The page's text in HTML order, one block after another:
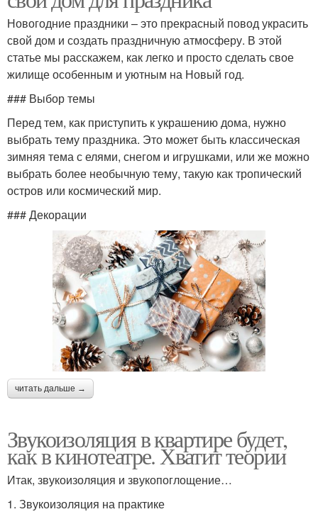
Новогодние праздники – это прекрасный повод украсить
свой дом и создать праздничную атмосферу. В этой
статье мы расскажем, как легко и просто сделать свое
жилище особенным и уютным на Новый год.
### Выбор темы
Перед тем, как приступить к украшению дома, нужно
выбрать тему праздника. Это может быть классическая
зимняя тема с елями, снегом и игрушками, или же можно
выбрать более необычную тему, такую как тропический
остров или космический мир.
### Декорации
читать дальше →
Звукоизоляция в квартире будет,
как в кинотеатре. Хватит теории
Итак, звукоизоляция и звукопоглощение…
1. Звукоизоляция на практике